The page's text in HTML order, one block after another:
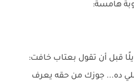
هامسة:
قبل أن تقول بعتاب خافت:
ده... جوزك من حقه يعرف